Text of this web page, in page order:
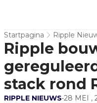
Startpagina Ripple
Ripple
stack rond
RIPPLE NIEUWS•28 MEI ,